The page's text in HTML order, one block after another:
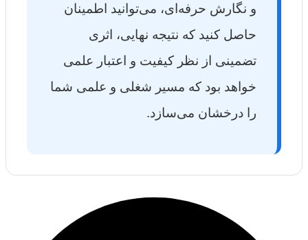
و نگارش حرفه‌ای، می‌توانید اطمینان
حاصل کنید که نتیجه نهایی، اثری
تضمینی از نظر کیفیت و اعتبار علمی
خواهد بود که مسیر شغلی و علمی شما
را درخشان می‌سازد.